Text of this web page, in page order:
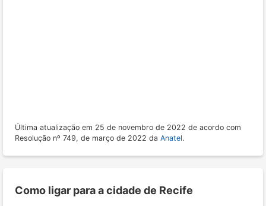
Última atualização em 25 de novembro de 2022 de acordo com
Resolução nº 749, de março de 2022 da Anatel.
Como ligar para a cidade de Recife